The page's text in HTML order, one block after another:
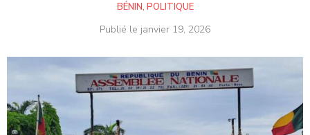
BÉNIN, POLITIQUE
Publié le janvier 19, 2026